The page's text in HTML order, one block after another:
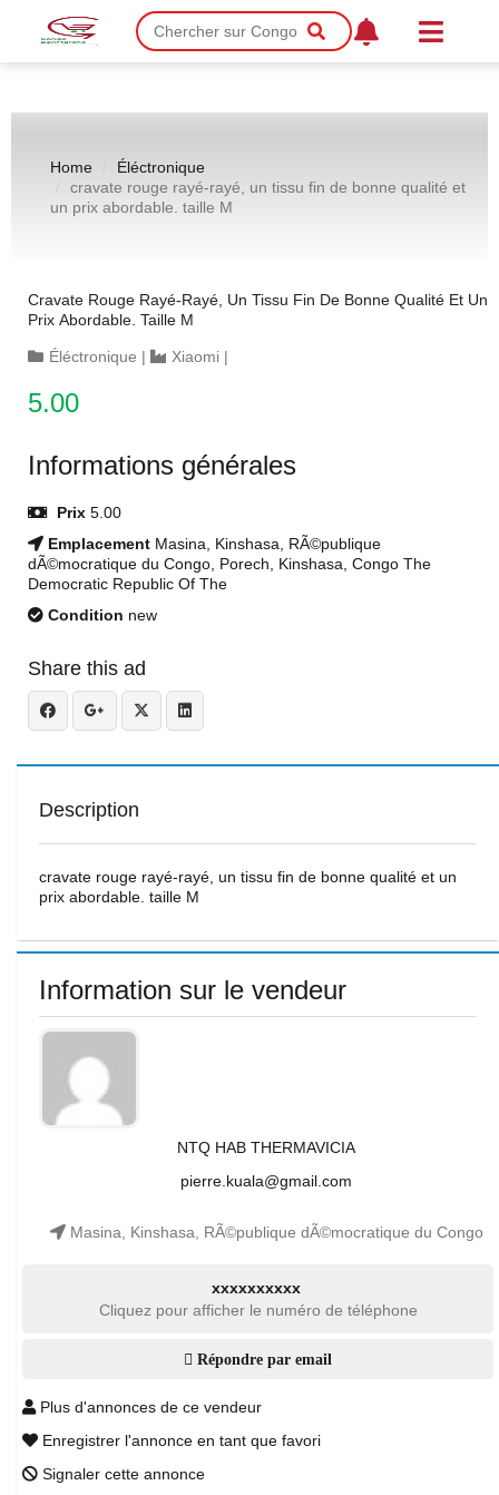
Home
Éléctronique
cravate rouge rayé-rayé, un tissu fin de bonne qualité et
un prix abordable. taille M
Cravate Rouge Rayé-Rayé, Un Tissu Fin De Bonne Qualité Et Un
Prix Abordable. Taille M
Éléctronique | Xiaomi |
5.00
Informations générales
Prix 5.00
Emplacement Masina, Kinshasa, RÃ©publique
dÃ©mocratique du Congo, Porech, Kinshasa, Congo The
Democratic Republic Of The
Condition new
Share this ad
Description
cravate rouge rayé-rayé, un tissu fin de bonne qualité et un
prix abordable. taille M
Information sur le vendeur
NTQ HAB THERMAVICIA
pierre.kuala@gmail.com
Masina, Kinshasa, RÃ©publique dÃ©mocratique du Congo
xxxxxxxxxx
Cliquez pour afficher le numéro de téléphone
Répondre par email
Plus d'annonces de ce vendeur
Enregistrer l'annonce en tant que favori
Signaler cette annonce